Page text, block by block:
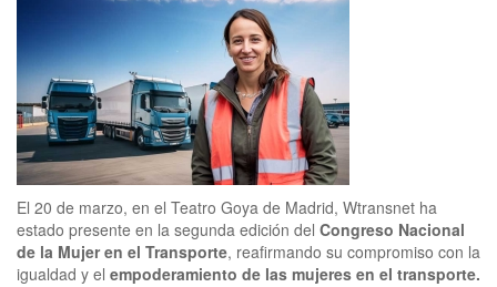
El 20 de marzo, en el Teatro Goya de Madrid, Wtransnet ha
estado presente en la segunda edición del Congreso Nacional
de la Mujer en el Transporte, reafirmando su compromiso con la
igualdad y el empoderamiento de las mujeres en el transporte.